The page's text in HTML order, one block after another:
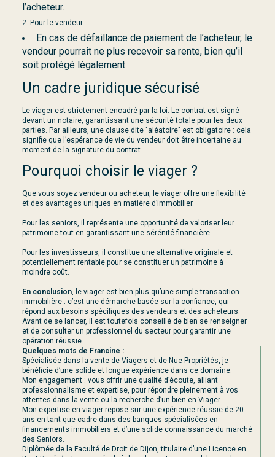
l’acheteur.
2. Pour le vendeur :
En cas de défaillance de paiement de l’acheteur, le
vendeur pourrait ne plus recevoir sa rente, bien qu’il
soit protégé légalement.
Un cadre juridique sécurisé
Le viager est strictement encadré par la loi. Le contrat est signé
devant un notaire, garantissant une sécurité totale pour les deux
parties. Par ailleurs, une clause dite "aléatoire" est obligatoire : cela
signifie que l’espérance de vie du vendeur doit être incertaine au
moment de la signature du contrat.
Pourquoi choisir le viager ?
Que vous soyez vendeur ou acheteur, le viager offre une flexibilité
et des avantages uniques en matière d’immobilier.
Pour les seniors, il représente une opportunité de valoriser leur
patrimoine tout en garantissant une sérénité financière.
Pour les investisseurs, il constitue une alternative originale et
potentiellement rentable pour se constituer un patrimoine à
moindre coût.
En conclusion , le viager est bien plus qu’une simple transaction
immobilière : c’est une démarche basée sur la confiance, qui
répond aux besoins spécifiques des vendeurs et des acheteurs.
Avant de se lancer, il est toutefois conseillé de bien se renseigner
et de consulter un professionnel du secteur pour garantir une
opération réussie.
Quelques mots de Francine :
Spécialisée dans la vente de Viagers et de Nue Propriétés, je
bénéficie d’une solide et longue expérience dans ce domaine.
Mon engagement : vous offrir une qualité d’écoute, alliant
professionnalisme et expertise, pour répondre pleinement à vos
attentes dans la vente ou la recherche d’un bien en Viager.
Mon expertise en viager repose sur une expérience réussie de 20
ans en tant que cadre dans des banques spécialisées en
financements immobiliers et d’une solide connaissance du marché
des Seniors.
Diplômée de la Faculté de Droit de Dijon, titulaire d’une Licence en